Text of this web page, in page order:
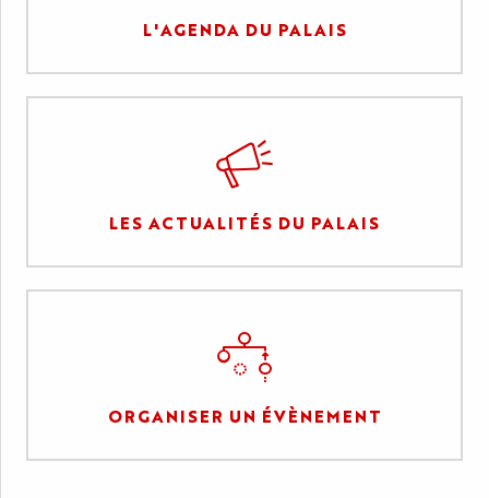
L'AGENDA DU PALAIS
LES ACTUALITÉS DU PALAIS
ORGANISER UN ÉVÈNEMENT